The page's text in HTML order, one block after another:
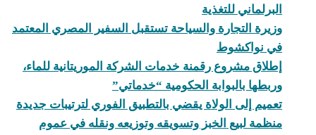
البرلماني للتغذية
وزيرة التجارة والسياحة تستقبل السفير المصري المعتمد
في نواكشوط
إطلاق مشروع رقمنة خدمات الشركة الموريتانية للماء،
وربطها بالبوابة الحكومية “خدماتي”
تعميم إلى الولاة يقضي بالتطبيق الفوري لترتيبات جديدة
منظمة لبيع الخبز وتسويقه وتوزيعه ونقله في عموم